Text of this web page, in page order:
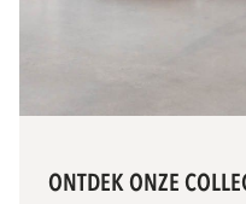
ONTDEK ONZE